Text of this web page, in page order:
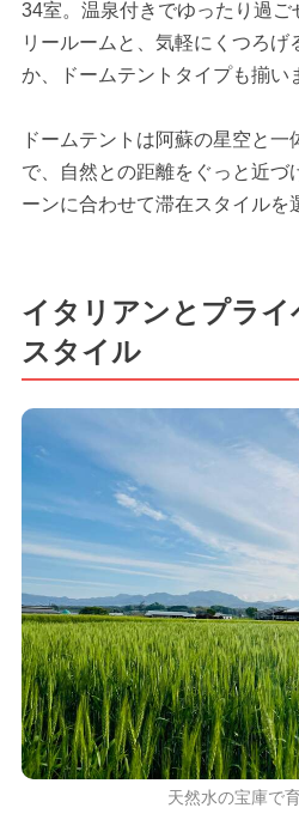
34室。温泉付きでゆったり過
リールームと、気軽にくつろげ
か、ドームテントタイプも揃い
ドームテントは阿蘇の星空と一
で、自然との距離をぐっと近づ
ーンに合わせて滞在スタイルを
イタリアンとプラ
スタイル
天然水の宝庫で